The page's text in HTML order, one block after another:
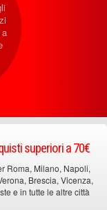
a
superiori a 70€
Roma, Milano, Napoli,
Brescia, Vicenza,
e in tutte le altre città